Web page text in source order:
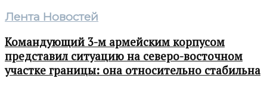
Лента Новостей
Командующий 3-м армейским корпусом
представил ситуацию на северо-восточном
участке границы: она относительно стабильна